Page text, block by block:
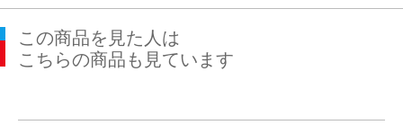
この商品を見た人は
こちらの商品も見ています